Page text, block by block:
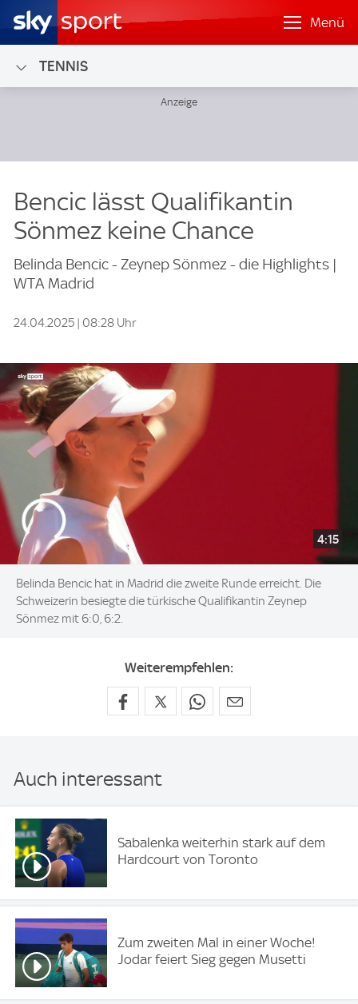
Menü
TENNIS
Bencic lässt Qualifikantin
Sönmez keine Chance
Belinda Bencic - Zeynep Sönmez - die Highlights |
WTA Madrid
24.04.2025 | 08:28 Uhr
4:15
Belinda Bencic hat in Madrid die zweite Runde erreicht. Die
Schweizerin besiegte die türkische Qualifikantin Zeynep
Sönmez mit 6:0, 6:2.
Weiterempfehlen:
Auch interessant
Sabalenka weiterhin stark auf dem
Hardcourt von Toronto
Zum zweiten Mal in einer Woche!
Jodar feiert Sieg gegen Musetti